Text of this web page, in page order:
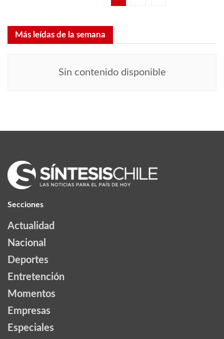
Más leídas de la semana
Sin contenido disponible
Secciones
Actualidad
Nacional
Deportes
Entretención
Momentos
Empresas
Especiales